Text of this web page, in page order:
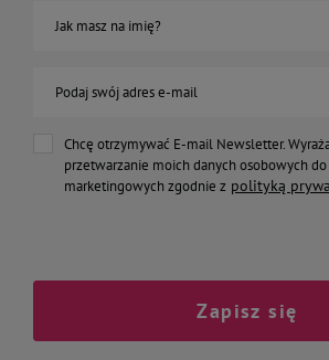
Jak masz na imię?
Podaj swój adres e-mail
Chcę otrzymywać E-mail Newsletter.
przetwarzanie moich danych osobowych
marketingowych zgodnie z polityką
Zapisz się